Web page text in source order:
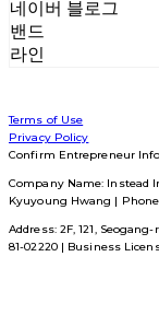
네이버 블로그
밴드
라인
Terms of Use
Privacy Policy
Confirm Entrepreneur
Company Name: Instead
Kyuyoung Hwang |
Address: 2F, 121,
81-02220| Business